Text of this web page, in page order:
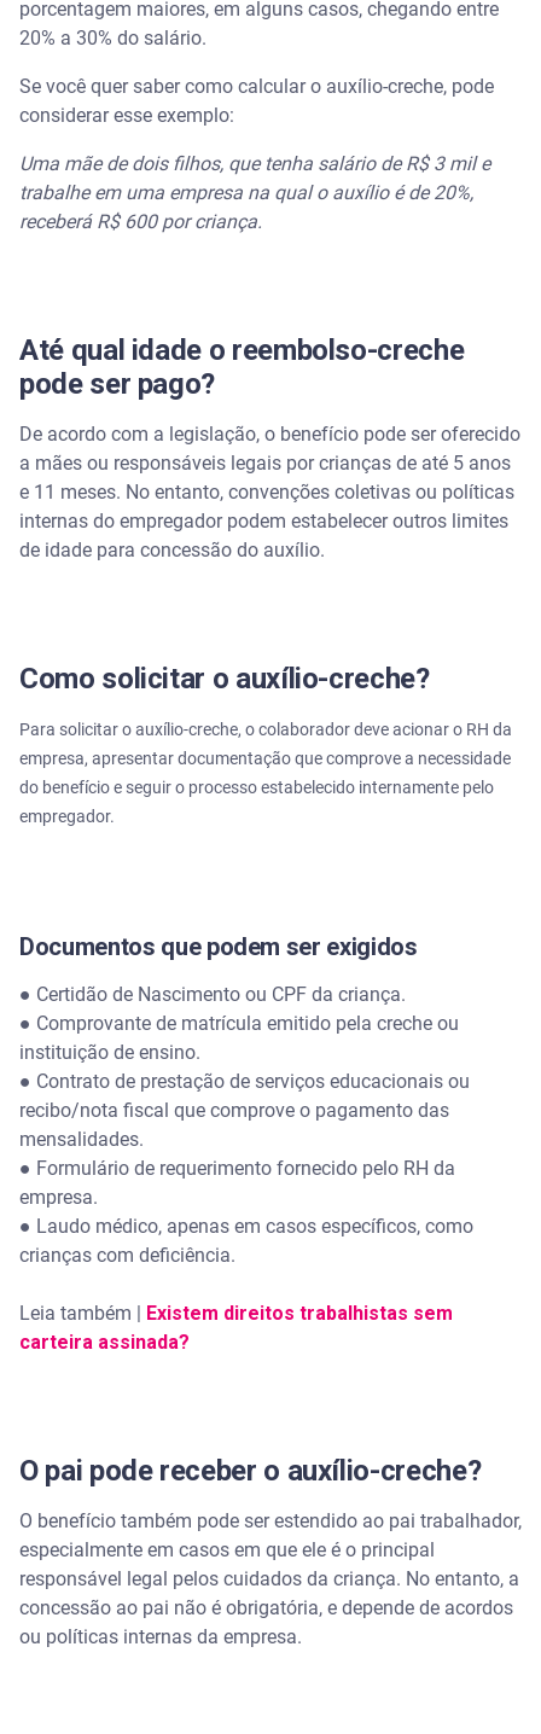
porcentagem maiores, em alguns casos, chegando entre
20% a 30% do salário.
Se você quer saber como calcular o auxílio-creche, pode
considerar esse exemplo:
Uma mãe de dois filhos, que tenha salário de R$ 3 mil e
trabalhe em uma empresa na qual o auxílio é de 20%,
receberá R$ 600 por criança.
Até qual idade o reembolso-creche
pode ser pago?
De acordo com a legislação, o benefício pode ser oferecido
a mães ou responsáveis legais por crianças de até 5 anos
e 11 meses. No entanto, convenções coletivas ou políticas
internas do empregador podem estabelecer outros limites
de idade para concessão do auxílio.
Como solicitar o auxílio-creche?
Para solicitar o auxílio-creche, o colaborador deve acionar o RH da
empresa, apresentar documentação que comprove a necessidade
do benefício e seguir o processo estabelecido internamente pelo
empregador.
Documentos que podem ser exigidos
● Certidão de Nascimento ou CPF da criança.
● Comprovante de matrícula emitido pela creche ou
instituição de ensino.
● Contrato de prestação de serviços educacionais ou
recibo/nota fiscal que comprove o pagamento das
mensalidades.
● Formulário de requerimento fornecido pelo RH da
empresa.
● Laudo médico, apenas em casos específicos, como
crianças com deficiência.
Leia também |
Existem direitos trabalhistas sem
carteira assinada?
O pai pode receber o auxílio-creche?
O benefício também pode ser estendido ao pai trabalhador,
especialmente em casos em que ele é o principal
responsável legal pelos cuidados da criança. No entanto, a
concessão ao pai não é obrigatória, e depende de acordos
ou políticas internas da empresa.